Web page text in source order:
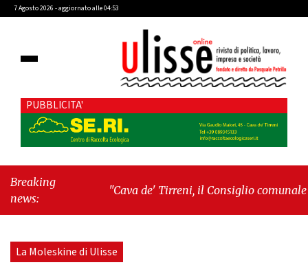
7 Agosto 2026 - aggiornato alle 04:53
PUBBLICITA'
Breaking
news:
"Cava de' Tirreni, il Consiglio comunale
Mare, giornata storica: la ceramica ammessa
alla fase europea per l’IGP"
La Moleskine di Ulisse